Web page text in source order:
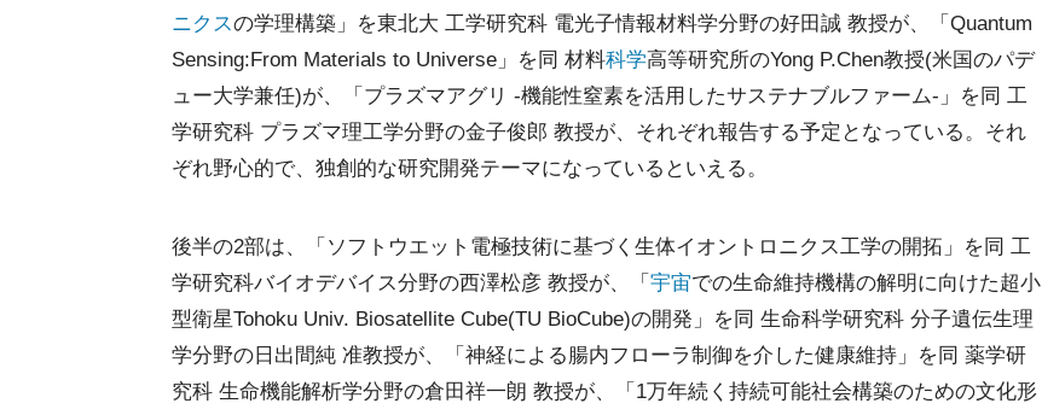
ニクスの学理構築」を東北大 工学研究科 電光子情報材料学分野の好田誠 教授が、「Quantum
Sensing:From Materials to Universe」を同 材料科学高等研究所のYong P.Chen教授(米国のパデ
ュー大学兼任)が、「プラズマアグリ -機能性窒素を活用したサステナブルファーム-」を同 工
学研究科 プラズマ理工学分野の金子俊郎 教授が、それぞれ報告する予定となっている。それ
ぞれ野心的で、独創的な研究開発テーマになっているといえる。
後半の2部は、「ソフトウエット電極技術に基づく生体イオントロニクス工学の開拓」を同 工
学研究科バイオデバイス分野の西澤松彦 教授が、「 宇宙での生命維持機構の解明に向けた超小
型衛星Tohoku Univ. Biosatellite Cube(TU BioCube)の開発」を同 生命科学研究科 分子遺伝生理
学分野の日出間純 准教授が、「神経による腸内フローラ制御を介した健康維持」を同 薬学研
究科 生命機能解析学分野の倉田祥一朗 教授が、「1万年続く持続可能社会構築のための文化形